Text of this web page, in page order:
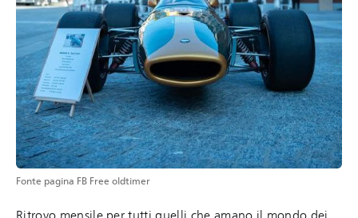
Fonte pagina FB Free oldtimer